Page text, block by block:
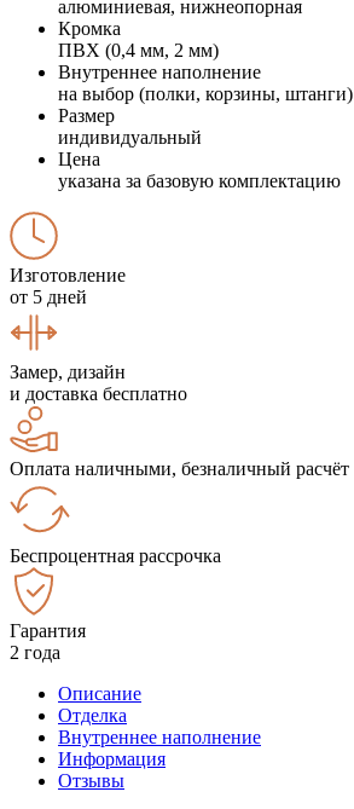
алюминиевая, нижнеопорная
Кромка
ПВХ (0,4 мм, 2 мм)
Внутреннее наполнение
на выбор (полки, корзины, штанги)
Размер
индивидуальный
Цена
указана за базовую комплектацию
Изготовление
от 5 дней
Замер, дизайн
и доставка бесплатно
Оплата наличными, безналичный расчёт
Беспроцентная рассрочка
Гарантия
2 года
Описание
Отделка
Внутреннее наполнение
Информация
Отзывы